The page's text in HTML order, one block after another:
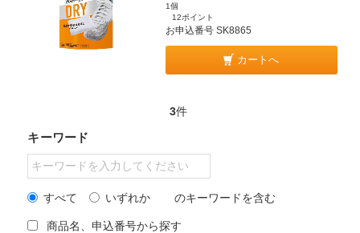
1個
12ポイント
お申込番号 SK8865
カートへ
3件
キーワード
すべて いずれか のキーワードを含む
商品名、申込番号から探す